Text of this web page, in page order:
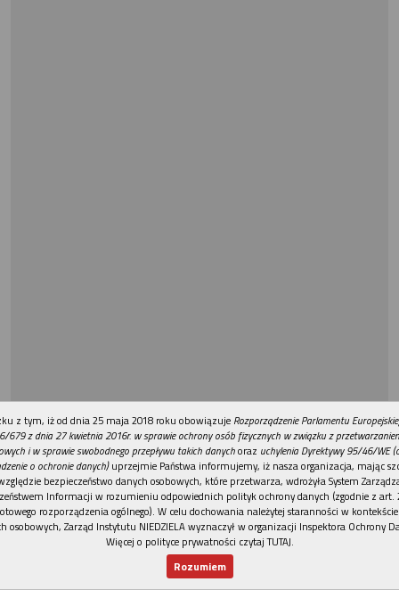
REKLAMA
z tym, iż od dnia 25 maja 2018 roku obowiązuje Rozporządzenie Parlamentu
679 z dnia 27 kwietnia 2016r. w sprawie ochrony osób fizycznych w związku z
i w sprawie swobodnego przepływu takich danychoraz uchylenia Dyrektywy 95/46/WE
o ochronie danych)uprzejmie Państwa informujemy, iż nasza organizacja, mając
bezpieczeństwo danych osobowych, które przetwarza, wdrożyła System
Informacji w rozumieniu odpowiednich polityk ochrony danych (zgodnie z art.
rozporządzenia ogólnego). W celu dochowania należytej staranności w
osobowych, Zarząd Instytutu NIEDZIELA wyznaczył w organizacji Inspektora Ochrony
Więcej o polityce prywatności czytaj TUTAJ.
Rozumiem